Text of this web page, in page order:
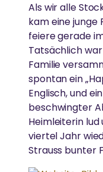
Als wir alle
kam eine junge
feiere gerade
Tatsächlich
Familie
spontan ein
Englisch, und
beschwingter
Heimleiterin lud
viertel Jahr
Strauss bunter